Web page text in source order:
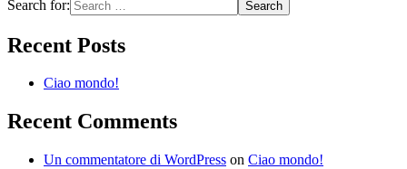
Search for:
Recent Posts
Ciao mondo!
Recent Comments
Un commentatore di WordPress on Ciao mondo!